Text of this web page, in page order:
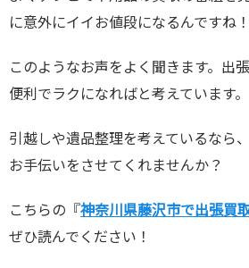
に意外にイイお値段になるんですね！
このようなお声をよく聞きます。出
便利でラクになればと考えています。
引越しや遺品整理を考えているなら
お手伝いをさせてくれませんか？
こちらの『神奈川県藤沢市で出張買
ぜひ読んでください！